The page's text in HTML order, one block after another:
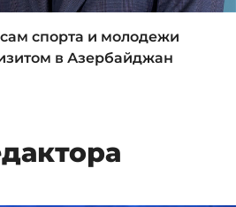
спорта и молодежи
в Азербайджан